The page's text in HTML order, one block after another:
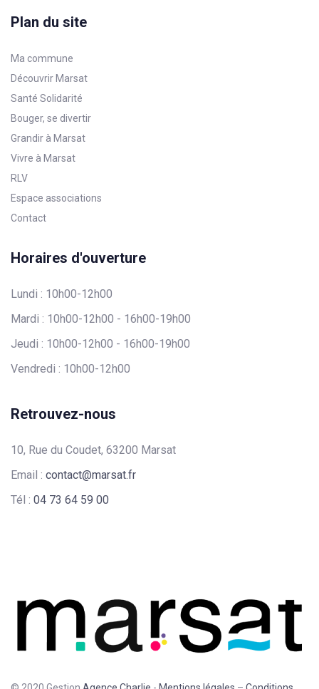
Plan du site
Ma commune
Découvrir Marsat
Santé Solidarité
Bouger, se divertir
Grandir à Marsat
Vivre à Marsat
RLV
Espace associations
Contact
Horaires d'ouverture
Lundi : 10h00-12h00
Mardi : 10h00-12h00 - 16h00-19h00
Jeudi : 10h00-12h00 - 16h00-19h00
Vendredi : 10h00-12h00
Retrouvez-nous
10, Rue du Coudet, 63200 Marsat
Email : contact@marsat.fr
Tél : 04 73 64 59 00